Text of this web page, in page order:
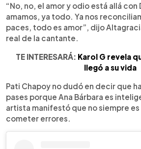
“No, no, el amor y odio está allá con
amamos, ya todo. Ya nos
paces, todo es amor”, dijo
real de la cantante.
TE INTERESARÁ: Karol G revela
llegó a su vida
Pati Chapoy no dudó en decir que
pases porque Ana Bárbara es
artista manifestó que no siempre es
cometer errores.